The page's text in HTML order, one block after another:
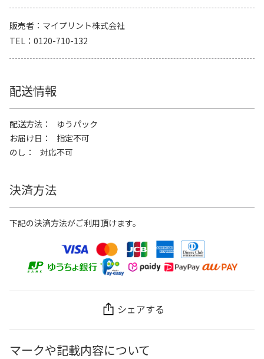
販売者
マイプリント株式会社
TEL
0120-710-132
配送情報
配送方法
ゆうパック
お届け日
指定不可
のし
対応不可
決済方法
下記の決済方法がご利用頂けます。
シェアする
マークや記載内容について